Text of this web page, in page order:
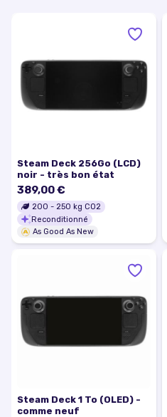
Steam Deck 256Go (LCD)
noir - très bon état
389,00 €
200 - 250 kg CO2
Reconditionné
As Good As New
Steam Deck 1 To (OLED) -
comme neuf